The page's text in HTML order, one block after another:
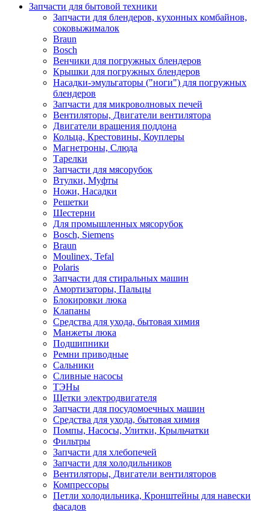
Запчасти для бытовой техники
Запчасти для блендеров, кухонных комбайнов,
соковыжималок
Braun
Bosch
Венчики для погружных блендеров
Крышки для погружных блендеров
Насадки-эмульгаторы ("ноги") для погружных
блендеров
Запчасти для микроволновых печей
Вентиляторы, Двигатели вентилятора
Двигатели вращения поддона
Кольца, Крестовины, Коуплеры
Магнетроны, Слюда
Тарелки
Запчасти для мясорубок
Втулки, Муфты
Ножи, Насадки
Решетки
Шестерни
Для промышленных мясорубок
Bosch, Siemens
Braun
Moulinex, Tefal
Polaris
Запчасти для стиральных машин
Амортизаторы, Пальцы
Блокировки люка
Клапаны
Средства для ухода, бытовая химия
Манжеты люка
Подшипники
Ремни приводные
Сальники
Сливные насосы
ТЭНы
Щетки электродвигателя
Запчасти для посудомоечных машин
Средства для ухода, бытовая химия
Помпы, Насосы, Улитки, Крыльчатки
Фильтры
Запчасти для хлебопечей
Запчасти для холодильников
Вентиляторы, Двигатели вентиляторов
Компрессоры
Петли холодильника, Кронштейны для навески
фасадов